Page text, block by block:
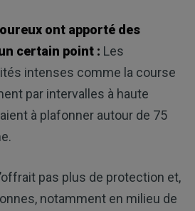
ont apporté des
certain point : Les
intenses comme la course
par intervalles à haute
à plafonner autour de 75
pas plus de protection et,
notamment en milieu de